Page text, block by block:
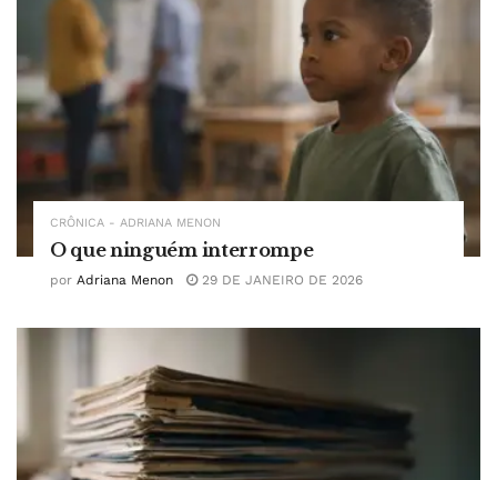
CRÔNICA - ADRIANA MENON
O que ninguém interrompe
por Adriana Menon 29 DE JANEIRO DE 2026